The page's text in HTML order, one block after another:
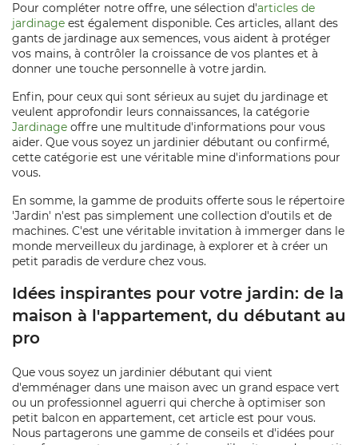
Pour compléter notre offre, une sélection d'articles de
jardinage est également disponible. Ces articles, allant des
gants de jardinage aux semences, vous aident à protéger
vos mains, à contrôler la croissance de vos plantes et à
donner une touche personnelle à votre jardin.
Enfin, pour ceux qui sont sérieux au sujet du jardinage et
veulent approfondir leurs connaissances, la catégorie
Jardinage offre une multitude d'informations pour vous
aider. Que vous soyez un jardinier débutant ou confirmé,
cette catégorie est une véritable mine d'informations pour
vous.
En somme, la gamme de produits offerte sous le répertoire
'Jardin' n'est pas simplement une collection d'outils et de
machines. C'est une véritable invitation à immerger dans le
monde merveilleux du jardinage, à explorer et à créer un
petit paradis de verdure chez vous.
Idées inspirantes pour votre jardin: de la
maison à l'appartement, du débutant au
pro
Que vous soyez un jardinier débutant qui vient
d'emménager dans une maison avec un grand espace vert
ou un professionnel aguerri qui cherche à optimiser son
petit balcon en appartement, cet article est pour vous.
Nous partagerons une gamme de conseils et d'idées pour